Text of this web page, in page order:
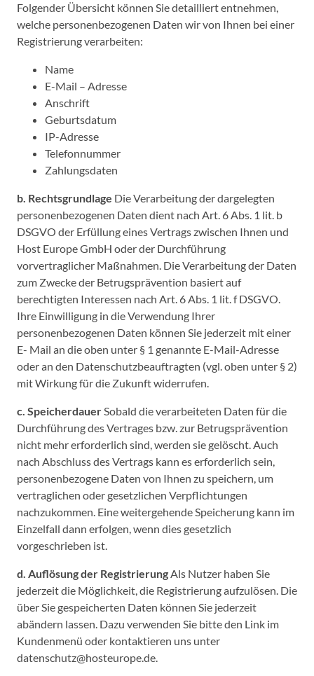
Folgender Übersicht können Sie detailliert entnehmen,
welche personenbezogenen Daten wir von Ihnen bei einer
Registrierung verarbeiten:
Name
E-Mail – Adresse
Anschrift
Geburtsdatum
IP-Adresse
Telefonnummer
Zahlungsdaten
b. Rechtsgrundlage Die Verarbeitung der dargelegten
personenbezogenen Daten dient nach Art. 6 Abs. 1 lit. b
DSGVO der Erfüllung eines Vertrags zwischen Ihnen und
Host Europe GmbH oder der Durchführung
vorvertraglicher Maßnahmen. Die Verarbeitung der Daten
zum Zwecke der Betrugsprävention basiert auf
berechtigten Interessen nach Art. 6 Abs. 1 lit. f DSGVO.
Ihre Einwilligung in die Verwendung Ihrer
personenbezogenen Daten können Sie jederzeit mit einer
E- Mail an die oben unter § 1 genannte E-Mail-Adresse
oder an den Datenschutzbeauftragten (vgl. oben unter § 2)
mit Wirkung für die Zukunft widerrufen.
c. SpeicherdauerSobald die verarbeiteten Daten für die
Durchführung des Vertrages bzw. zur Betrugsprävention
nicht mehr erforderlich sind, werden sie gelöscht. Auch
nach Abschluss des Vertrags kann es erforderlich sein,
personenbezogene Daten von Ihnen zu speichern, um
vertraglichen oder gesetzlichen Verpflichtungen
nachzukommen. Eine weitergehende Speicherung kann im
Einzelfall dann erfolgen, wenn dies gesetzlich
vorgeschrieben ist.
d. Auflösung der RegistrierungAls Nutzer haben Sie
jederzeit die Möglichkeit, die Registrierung aufzulösen. Die
über Sie gespeicherten Daten können Sie jederzeit
abändern lassen. Dazu verwenden Sie bitte den Link im
Kundenmenü oder kontaktieren uns unter
datenschutz@hosteurope.de.